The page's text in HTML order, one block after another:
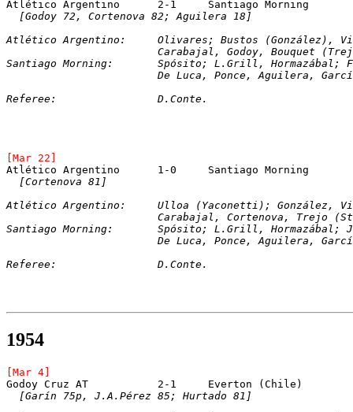
Atlético Argentino	2-1	Santiago Morning
[Godoy 72, Cortenova 82; Aguilera 18]
Atlético Argentino:	Olivares; Bustos
Carabajal, Godoy, Bouquet
Santiago Morning:	Spósito; L.Grill,
De Luca, Ponce, Aguilera,
Referee:		D.Conte.
[Mar 22]
Atlético Argentino	1-0	Santiago Morning
[Cortenova 81]
Atlético Argentino:	Ulloa (Yaconetti);
Carabajal, Cortenova, Trejo
Santiago Morning:	Spósito; L.Grill,
De Luca, Ponce, Aguilera,
Referee:		D.Conte.
1954
[Mar 4]
[Garín 75p, J.A.Pérez 85; Hurtado 81]